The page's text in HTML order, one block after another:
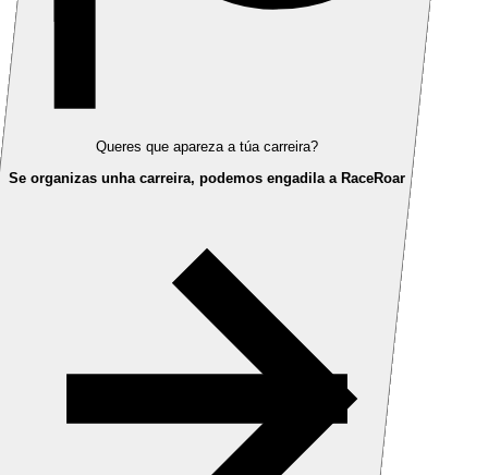
Queres que apareza a túa carreira?
Se organizas unha carreira, podemos engadila a RaceRoar